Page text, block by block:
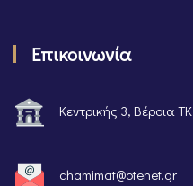
Επικοινωνία
Κεντρικής 3, Βέροια
chamimat@otenet.gr